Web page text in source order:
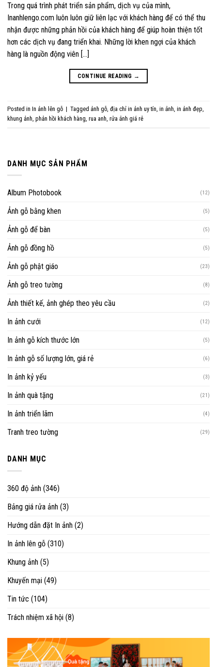
DANH MỤC SẢN PHẨM
Album Photobook (12)
Ảnh gỗ bằng khen (5)
Ảnh gỗ để bàn (5)
Ảnh gỗ đồng hồ (5)
Ảnh gỗ phật giáo (23)
Ảnh gỗ treo tường (8)
Ảnh thiết kế, ảnh ghép theo yêu cầu (2)
In ảnh cưới (12)
In ảnh gỗ kích thước lớn (5)
In ảnh gỗ số lượng lớn, giá rẻ (6)
In ảnh kỷ yếu (3)
In ảnh quà tặng (21)
In ảnh triển lãm (4)
Tranh treo tường (29)
DANH MỤC
360 độ ảnh (346)
Bảng giá rửa ảnh (3)
Hướng dẫn đặt In ảnh (2)
In ảnh lên gỗ (310)
Khung ảnh (5)
Khuyến mại (49)
Tin tức (104)
Trách nhiệm xã hội (8)
Trong quá trình phát triển sản phẩm, dịch vụ của mình,
Inanhlengo.com luôn luôn giữ liên lạc với khách hàng để có thể thu
nhận được những phản hồi của khách hàng để giúp hoàn thiện tốt
hơn các dịch vụ đang triển khai. Những lời khen ngợi của khách
hàng là nguồn động viên […]
CONTINUE READING →
Posted in In ảnh lên gỗ | Tagged ảnh gỗ địa chỉ in ảnh uy tín in ảnh in ảnh đẹp
khung ảnh phản hồi khách hàng rua anh rửa ảnh giá rẻ